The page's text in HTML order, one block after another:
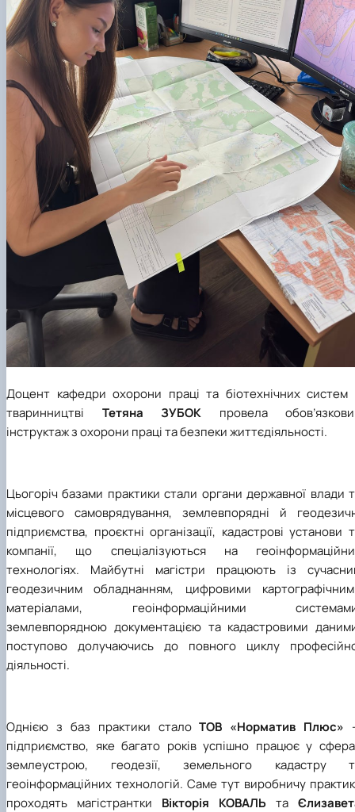
Доцент кафедри охорони праці та біотехнічних систем
тваринництві Тетяна ЗУБОК провела
інструктаж з охорони праці та безпеки життєдіяльності.
Цьогоріч базами практики стали органи державної влади
місцевого самоврядування, землевпорядні й
підприємства, проєктні організації, кадастрові установи
компанії, що спеціалізуються на
технологіях. Майбутні магістри працюють із
геодезичним обладнанням, цифровими
матеріалами, геоінформаційними
землевпорядною документацією та кадастровими
поступово долучаючись до повного циклу
діяльності.
Однією з баз практики сталоТОВ «Норматив Плюс»
підприємство, яке багато років успішно працює у
землеустрою, геодезії, земельного кадастру
геоінформаційних технологій. Саме тут виробничу
проходять магістрантки Вікторія КОВАЛЬ та